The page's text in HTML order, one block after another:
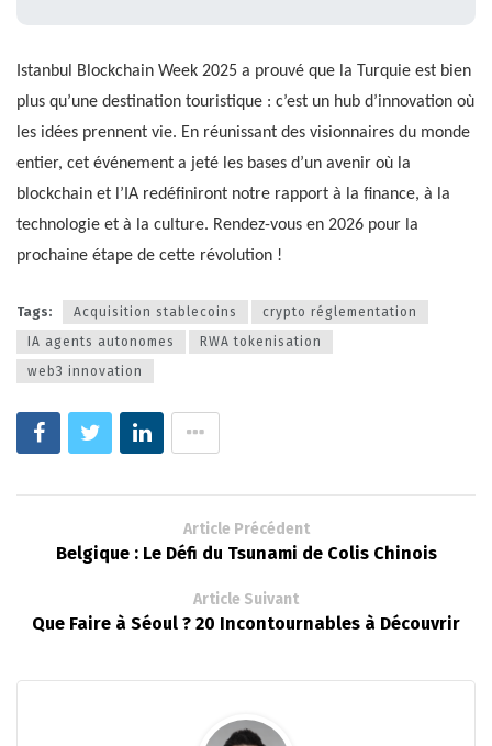
Istanbul Blockchain Week 2025 a prouvé que la Turquie est bien
plus qu’une destination touristique : c’est un hub d’innovation où
les idées prennent vie. En réunissant des visionnaires du monde
entier, cet événement a jeté les bases d’un avenir où la
blockchain et l’IA redéfiniront notre rapport à la finance, à la
technologie et à la culture. Rendez-vous en 2026 pour la
prochaine étape de cette révolution !
Tags: Acquisition stablecoins
crypto réglementation
IA agents autonomes
RWA tokenisation
web3 innovation
Article Précédent
Belgique : Le Défi du Tsunami de Colis Chinois
Article Suivant
Que Faire à Séoul ? 20 Incontournables à Découvrir